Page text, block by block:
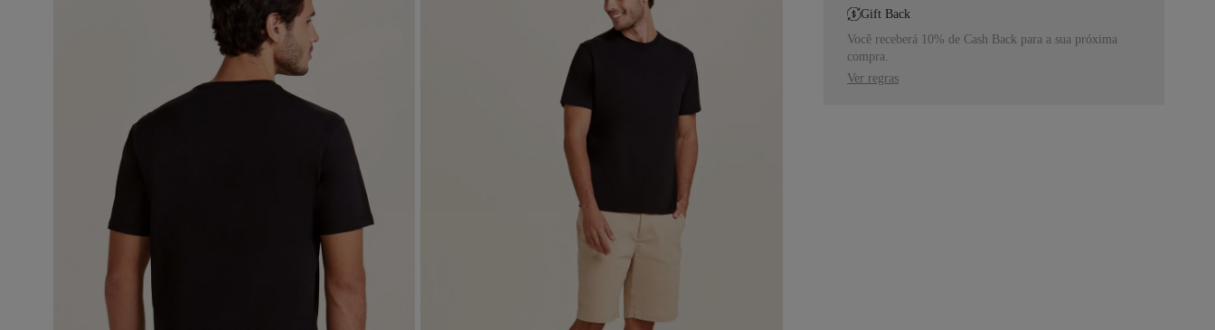
Gift Back
Você receberá 10% de Cash Back para a sua próxima
compra.
Ver regras